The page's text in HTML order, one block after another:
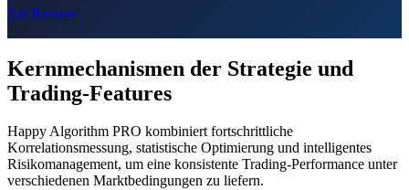
Zur Review
Kernmechanismen der Strategie und
Trading-Features
Happy Algorithm PRO kombiniert fortschrittliche
Korrelationsmessung, statistische Optimierung und intelligentes
Risikomanagement, um eine konsistente Trading-Performance unter
verschiedenen Marktbedingungen zu liefern.